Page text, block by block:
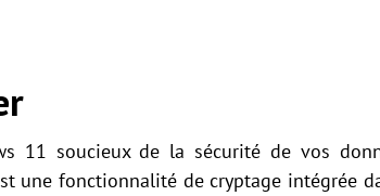
11 soucieux de la sécurité de vos
une fonctionnalité de cryptage intégrée